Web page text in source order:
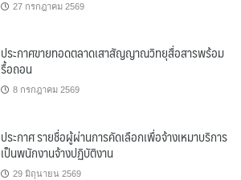
27 กรกฎาคม 2569
ประกาศขายทอดตลาดเสาสัญญาณวิทยุสื่อสารพร้อม
รื้อถอน
8 กรกฎาคม 2569
ประกาศ รายชื่อผู้ผ่านการคัดเลือกเพื่อจ้างเหมาบริการ
เป็นพนักงานจ้างปฏิบัติงาน
29 มิถุนายน 2569